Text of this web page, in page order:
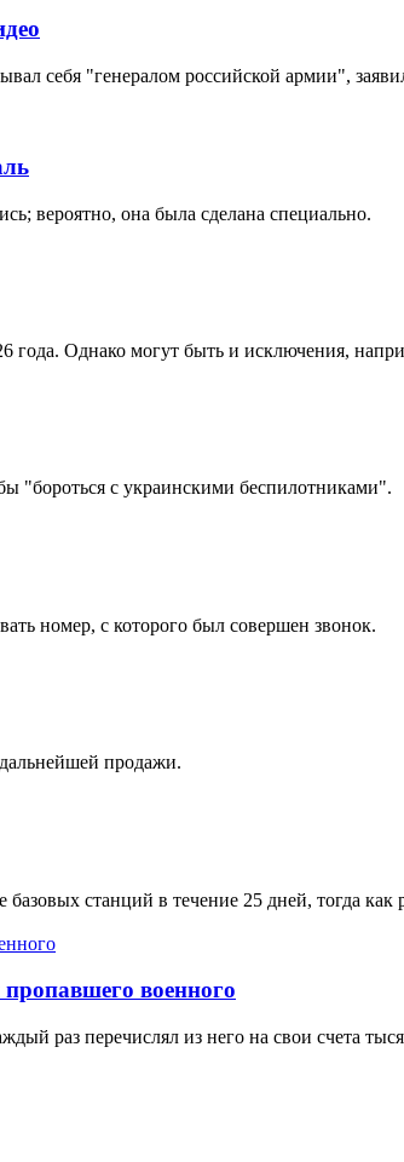
себя "генералом российской армии",
вероятно, она была сделана специально.
года. Однако могут быть и исключения,
"бороться с украинскими беспилотниками".
номер, с которого был совершен звонок.
продажи.
станций в течение 25 дней, тогда как
военного
раз перечислял из него на свои счета